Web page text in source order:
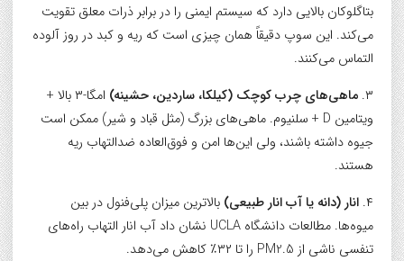
بتاگلوکان بالایی دارد که سیستم ایمنی را در برابر ذرات معلق تقویت
می‌کند. این سوپ دقیقاً همان چیزی است که ریه و کبد در روز آلوده
التماس می‌کنند.
۳. ماهی‌های چرب کوچک (کیلکا، ساردین، حشینه)
امگا-۳ بالا +
ویتامین D + سلنیوم. ماهی‌های بزرگ (مثل قباد و شیر) ممکن است
جیوه داشته باشند، ولی این‌ها امن و فوق‌العاده ضدالتهاب ریه
هستند.
۴. انار (دانه یا آب انار طبیعی) بالاترین میزان پلی‌فنول در بین
میوه‌ها. مطالعات دانشگاه UCLA نشان داد آب انار التهاب راه‌های
تنفسی ناشی از PM2.5 را تا ۳۲٪ کاهش می‌دهد.